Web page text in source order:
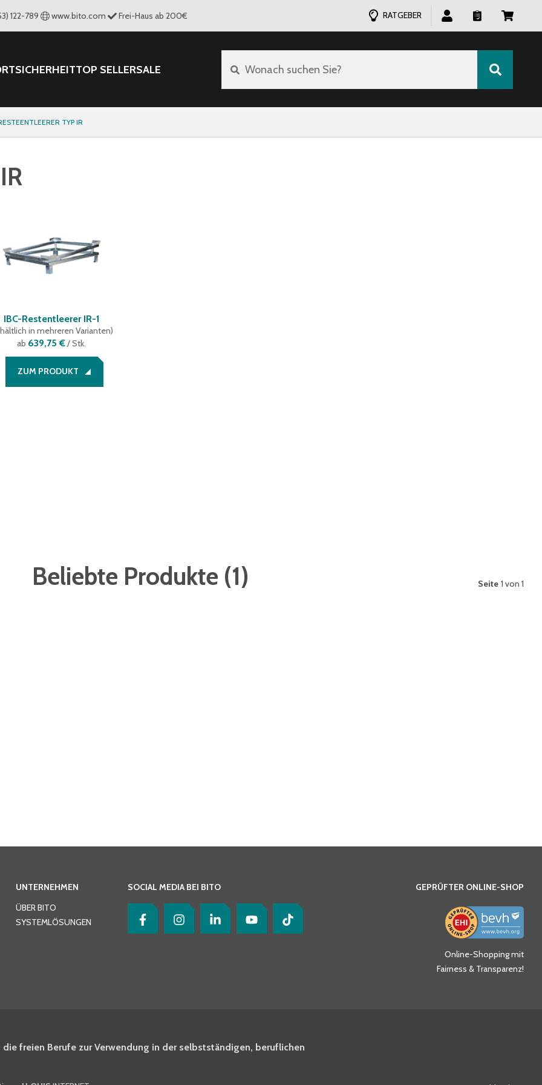
122-789 www.bito.com Frei-Haus ab 200€ RATGEBER
SICHERHEITTOP SELLERSALE Wonach suchen Sie?
TYP IR
IBC-Restentleerer IR-1
in mehreren Varianten)
ab 639,75 €/ Stk.
ZUM PRODUKT
Beliebte Produkte (1) Seite 1 von 1
UNTERNEHMEN
ÜBER BITO
SYSTEMLÖSUNGEN
SOCIAL MEDIA BEI BITO GEPRÜFTER ONLINE-SHOP
Online-Shopping mit
Fairness & Transparenz!
freien Berufe zur Verwendung in der selbstständigen, beruflichen